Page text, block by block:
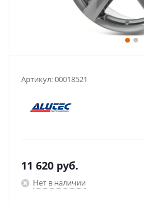
Артикул:00018521
11 620 руб.
Нет в наличии